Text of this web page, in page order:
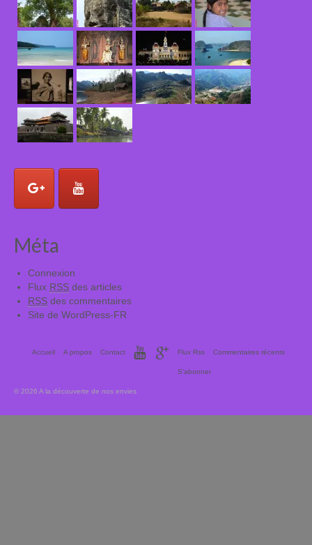
Méta
Connexion
Flux RSS des articles
RSS des commentaires
Site de WordPress-FR
Accueil A propos Contact Flux Rss Commentaires récents
S’abonner
© 2026 A la découverte de nos envies